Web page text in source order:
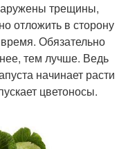
трещины,
отложить в сторону
Обязательно
тем лучше. Ведь
начинает расти
цветоносы.